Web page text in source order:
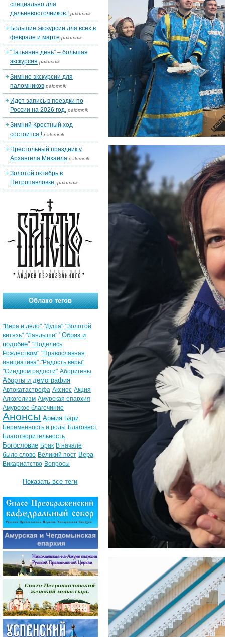
специально для
дальневосточников ! palomnik
Большие экскурсии для всех в
феврале и марте palomnik
“Татьянин день” – большая
экскурсия palomnik
Зимние экскурсии для
паломников palomnik
Идет запись в поездки по
России на 2026 год. palomnik
Зимний Крестный ход
состоится ! palomnik
Престольный праздник у
Архангела Михаила palomnik
Золотой октябрь в
Петропавловке. palomnik
Облако тегов
"Вера и дело" "Душа" "Золотой
витязь" "Ландыши" "Образ и
подобие" "Поделись
Рождеством" "Православная
инициатива" "Радость веры"
"Синдром радости" Аборигены
Аборты и демография
Автокатастрофа Аксиос Акция
Алкоголизм Амурская епархия
Амурское благочиние
Анонсы Армия Бари
Беременность и роды Благовест
Благотворительность
Богословие Брак В начале
было слово Великий пост Вера
Викариатство Вопросы
Показать все теги